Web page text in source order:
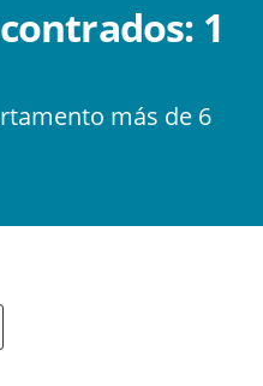
1
más de 6